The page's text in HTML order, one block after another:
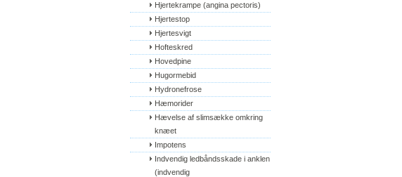
Hjertekrampe (angina pectoris)
Hjertestop
Hjertesvigt
Hofteskred
Hovedpine
Hugormebid
Hydronefrose
Hæmorider
Hævelse af slimsække omkring
knæet
Impotens
Indvendig ledbåndsskade i anklen
(indvendig